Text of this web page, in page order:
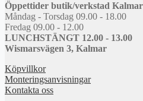
Öppettider butik/verkstad Kalmar
Måndag - Torsdag 09.00 - 18.00
Fredag 09.00 - 12.00
LUNCHSTÄNGT 12.00 - 13.00
Wismarsvägen 3, Kalmar
Köpvillkor
Monteringsanvisningar
Kontakta oss